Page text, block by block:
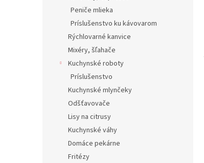
Peniče mlieka
Príslušenstvo ku kávovarom
Rýchlovarné kanvice
Mixéry, šľahače
Kuchynské roboty
Príslušenstvo
Kuchynské mlynčeky
Odšťavovače
Lisy na citrusy
Kuchynské váhy
Domáce pekárne
Fritézy